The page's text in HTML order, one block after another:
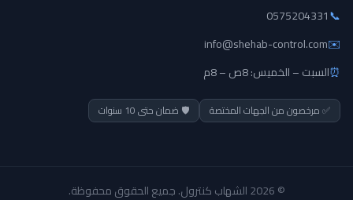
📞
0575204331
✉️
info@shehab-control.com
⏰السبت – الخميس: 8ص – 8م
✅ مرخصون من الجهات المختصة 🛡️ ضمان حتى 10 سنوات
© 2026 الشهاب كنترول. جميع الحقوق محفوظة.